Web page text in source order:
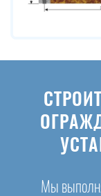
Мы